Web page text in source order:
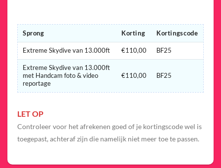
Sprong Korting Kortingscode
Extreme Skydive van 13.000ft €110,00 BF25
Extreme Skydive van 13.000ft
met Handcam foto & video
reportage
€110,00 BF25
LET OP
Controleer voor het afrekenen goed of je kortingscode wel is
toegepast, achteraf zijn die namelijk niet meer toe te passen.